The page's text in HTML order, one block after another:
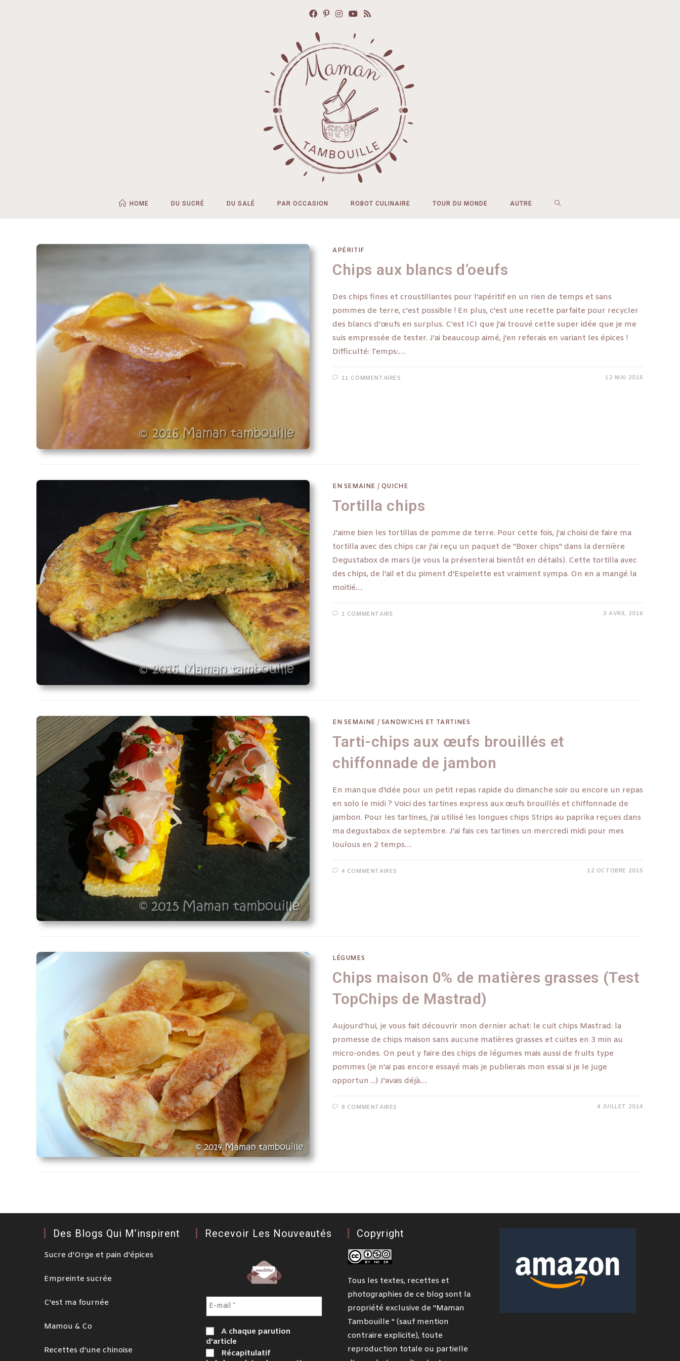
HOME DU SUCRÉ DU SALÉ PAR OCCASION ROBOT CULINAIRE TOUR DU MONDE AUTRE
APÉRITIF
Chips aux blancs d’oeufs
Des chips fines et croustillantes pour l'apéritif en un rien de temps et sans
pommes de terre, c'est possible ! En plus, c'est une recette parfaite pour recycler
des blancs d’œufs en surplus. C'est ICI que j'ai trouvé cette super idée que je me
suis empressée de tester. J'ai beaucoup aimé, j'en referais en variant les épices !
Difficulté: Temps:…
11 COMMENTAIRES 12 MAI 2016
EN SEMAINE / QUICHE
Tortilla chips
J'aime bien les tortillas de pomme de terre. Pour cette fois, j'ai choisi de faire ma
tortilla avec des chips car j'ai reçu un paquet de "Boxer chips" dans la dernière
Degustabox de mars (je vous la présenterai bientôt en détails). Cette tortilla avec
des chips, de l'ail et du piment d'Espelette est vraiment sympa. On en a mangé la
moitié…
1 COMMENTAIRE 3 AVRIL 2016
EN SEMAINE / SANDWICHS ET TARTINES
Tarti-chips aux œufs brouillés et
chiffonnade de jambon
En manque d'idée pour un petit repas rapide du dimanche soir ou encore un repas
en solo le midi ? Voici des tartines express aux œufs brouillés et chiffonnade de
jambon. Pour les tartines, j'ai utilisé les longues chips Strips au paprika reçues dans
ma degustabox de septembre. J'ai fais ces tartines un mercredi midi pour mes
loulous en 2 temps…
4 COMMENTAIRES 12 OCTOBRE 2015
LÉGUMES
Chips maison 0% de matières grasses (Test
TopChips de Mastrad)
Aujourd'hui, je vous fait découvrir mon dernier achat: le cuit chips Mastrad: la
promesse de chips maison sans aucune matières grasses et cuites en 3 min au
micro-ondes. On peut y faire des chips de légumes mais aussi de fruits type
pommes (je n'ai pas encore essayé mais je publierais mon essai si je le juge
opportun ...) J'avais déjà…
8 COMMENTAIRES 4 JUILLET 2014
Des Blogs Qui M’inspirent
Sucre d'Orge et pain d'épices
Empreinte sucrée
C'est ma fournée
Mamou & Co
Recettes d'une chinoise
Recevoir Les Nouveautés
A chaque parution
d'article
Récapitulatif
Copyright
Tous les textes, recettes et
photographies de ce blog sont la
propriété exclusive de "Maman
Tambouille " (sauf mention
contraire explicite), toute
reproduction totale ou partielle